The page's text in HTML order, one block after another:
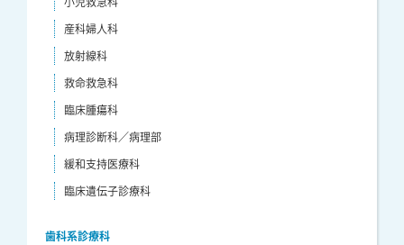
産科婦人科
放射線科
救命救急科
臨床腫瘍科
病理診断科／病理部
緩和支持医療科
臨床遺伝子診療科
歯科系診療科